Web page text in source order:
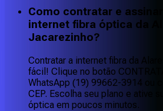
Como contratar e assinar
internet fibra óptica da
Jacarezinho?
Contratar a internet fibra da
fácil! Clique no botão
WhatsApp (19) 99662-3914 ou
CEP. Escolha seu plano e ative
óptica em poucos minutos.